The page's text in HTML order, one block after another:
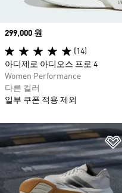
Price
299,000 원
(14)
아디제로 아디오스 프로 4
Women Performance
다른 컬러
일부 쿠폰 적용 제외